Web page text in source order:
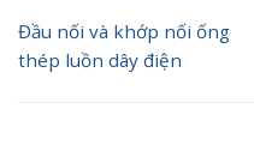
Đầu nối và khớp nối ống
thép luồn dây điện